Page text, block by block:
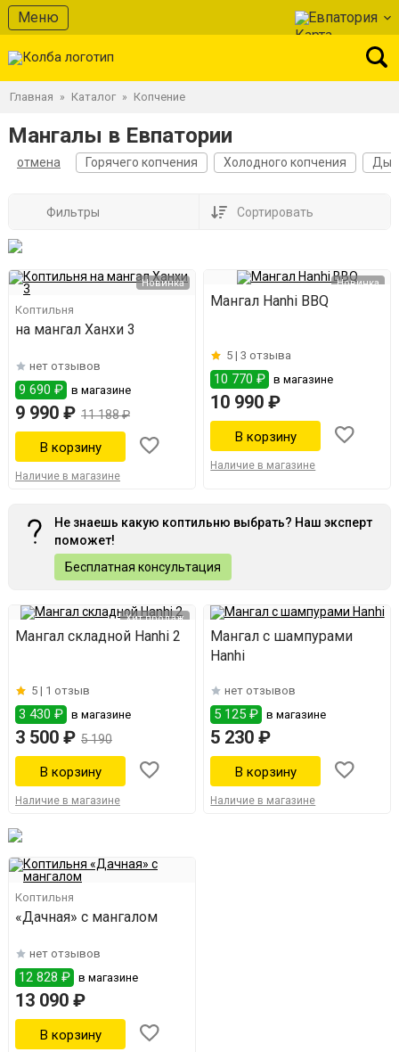
Меню Евпатория
Главная » Каталог » Копчение
Мангалы в Евпатории
отмена Горячего копчения Холодного копчения
Фильтры Сортировать
Новинка
Коптильня
на мангал Ханхи 3
нет отзывов
9 690 ₽ в магазине
9 990 ₽ 11 188 ₽
Наличие в магазине
Новинка
Мангал Hanhi BBQ
5 |3 отзыва
10 770 ₽ в магазине
10 990 ₽
Наличие в магазине
Не знаешь какую коптильню выбрать? Наш эксперт
поможет!
Бесплатная консультация
Хит продаж
Мангал складной Hanhi 2
5 | 1 отзыв
3 430 ₽ в магазине
3 500 ₽ 5 190
Наличие в магазине
Мангал с шампурами
Hanhi
нет отзывов
5 125 ₽ в магазине
5 230 ₽
Наличие в магазине
Коптильня
«Дачная» с мангалом
нет отзывов
12 828 ₽ в магазине
13 090 ₽